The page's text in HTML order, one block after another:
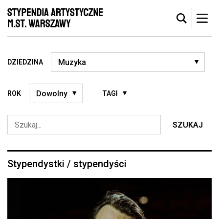
DZIEDZINA
ROK TAGI
SZUKAJ
Stypendystki / stypendyści